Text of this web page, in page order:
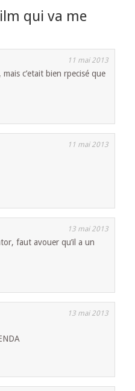
qui va me
11 mai 2013
c’etait bien rpecisé que
11 mai 2013
13 mai 2013
faut avouer qu’il a un
13 mai 2013